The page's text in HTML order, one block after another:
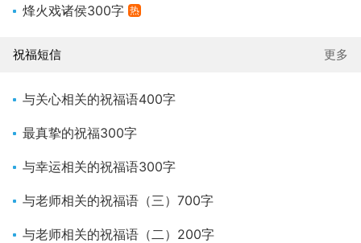
烽火戏诸侯300字 热
祝福短信 更多
与关心相关的祝福语400字
最真挚的祝福300字
与幸运相关的祝福语300字
与老师相关的祝福语（三）700字
与老师相关的祝福语（二）200字